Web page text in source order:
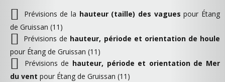
Prévisions de la hauteur (taille) des vagues pour Étang
de Gruissan (11)
Prévisions de hauteur, période et orientation de houle
pour Étang de Gruissan (11)
Prévisions de hauteur, période et orientation de Mer
du vent pour Étang de Gruissan (11)